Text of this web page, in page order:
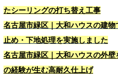
たシーリングの打ち替え工事
名古屋市緑区｜大和ハウスの建
止め・下地処理を実施しました
名古屋市緑区｜大和ハウスの外
の経験が生む高耐久仕上げ